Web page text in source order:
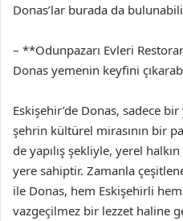
Donas’lar burada da
– **Odunpazarı Evleri
Donas yemenin keyfini
Eskişehir’de Donas, sadece
şehrin kültürel mirasının bir
de yapılış şekliyle, yerel
yere sahiptir. Zamanla
ile Donas, hem Eskişehirli
vazgeçilmez bir lezzet haline